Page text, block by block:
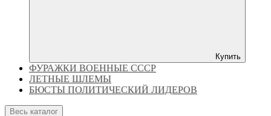
Купить
ФУРАЖКИ ВОЕННЫЕ СССР
ЛЕТНЫЕ ШЛЕМЫ
БЮСТЫ ПОЛИТИЧЕСКИЙ ЛИДЕРОВ
Весь каталог